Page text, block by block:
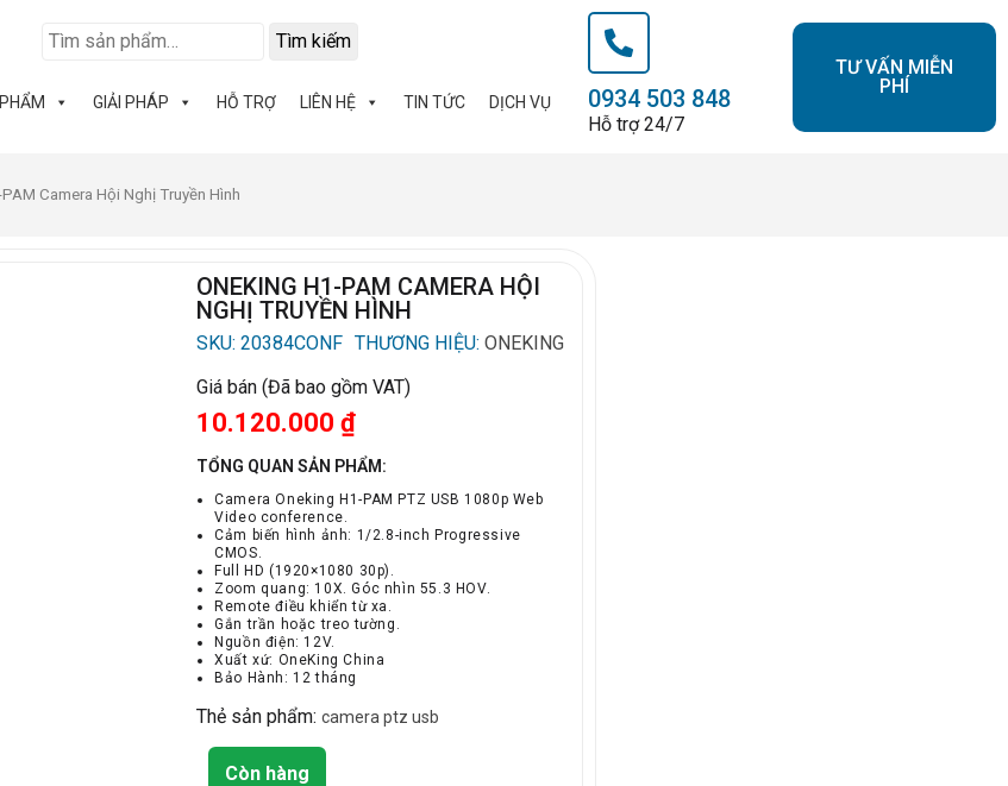
Tìm kiếm
GIẢI PHÁP HỖ TRỢ LIÊN HỆ TIN TỨC DỊCH VỤ 0934 503 848
Hỗ trợ 24/7
TƯ VẤN MIỄN
PHÍ
Camera Hội Nghị Truyền Hình
ONEKING H1-PAM CAMERA HỘI
NGHỊ TRUYỀN HÌNH
SKU: 20384CONF THƯƠNG HIỆU:ONEKING
Giá bán (Đã bao gồm VAT)
10.120.000₫
TỔNG QUAN SẢN PHẨM:
Camera Oneking H1-PAM PTZ USB 1080p Web
Video conference.
Cảm biến hình ảnh: 1/2.8-inch Progressive
CMOS.
Full HD (1920×1080 30p).
Zoom quang: 10X. Góc nhìn 55.3 HOV.
Remote điều khiển từ xa.
Gắn trần hoặc treo tường.
Nguồn điện: 12V.
Xuất xứ: OneKing China
Bảo Hành: 12 tháng
Thẻ sản phẩm:camera ptz usb
Còn hàng